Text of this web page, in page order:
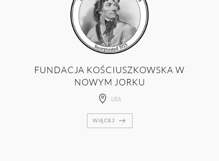
FUNDACJA KOŚCIUSZKOWSKA W
NOWYM JORKU
USA
WIĘCEJ